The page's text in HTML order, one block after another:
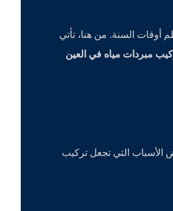
أوقات السنة. من هنا، تأتي
مبردات مياه في العين
الأسباب التي تجعل تركيب